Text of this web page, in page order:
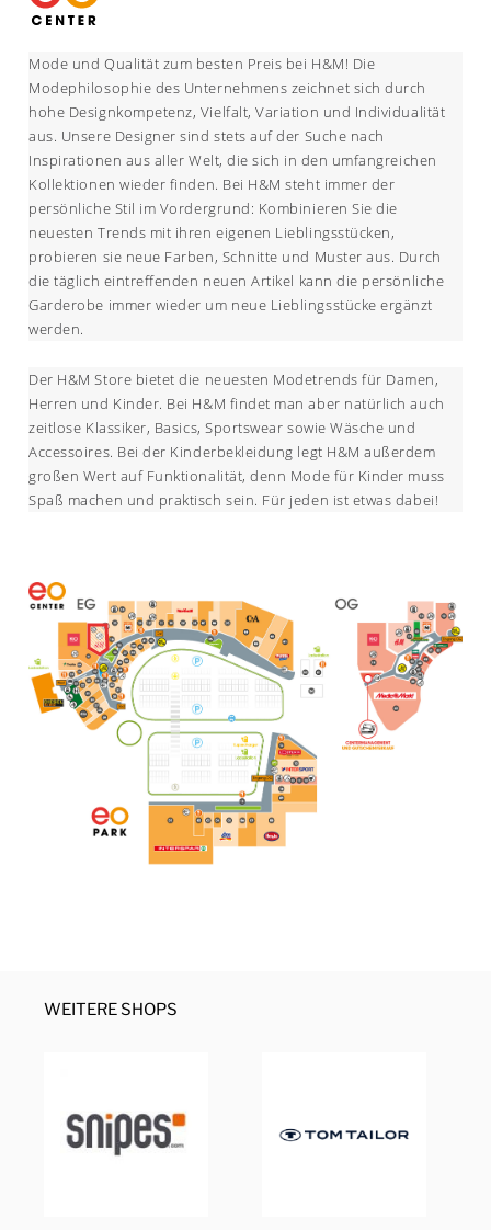
Mode und Qualität zum besten Preis bei H&M! Die
Modephilosophie des Unternehmens zeichnet sich durch
hohe Designkompetenz, Vielfalt, Variation und Individualität
aus. Unsere Designer sind stets auf der Suche nach
Inspirationen aus aller Welt, die sich in den umfangreichen
Kollektionen wieder finden. Bei H&M steht immer der
persönliche Stil im Vordergrund: Kombinieren Sie die
neuesten Trends mit ihren eigenen Lieblingsstücken,
probieren sie neue Farben, Schnitte und Muster aus. Durch
die täglich eintreffenden neuen Artikel kann die persönliche
Garderobe immer wieder um neue Lieblingsstücke ergänzt
werden.
Der H&M Store bietet die neuesten Modetrends für Damen,
Herren und Kinder. Bei H&M findet man aber natürlich auch
zeitlose Klassiker, Basics, Sportswear sowie Wäsche und
Accessoires. Bei der Kinderbekleidung legt H&M außerdem
großen Wert auf Funktionalität, denn Mode für Kinder muss
Spaß machen und praktisch sein. Für jeden ist etwas dabei!
WEITERE SHOPS